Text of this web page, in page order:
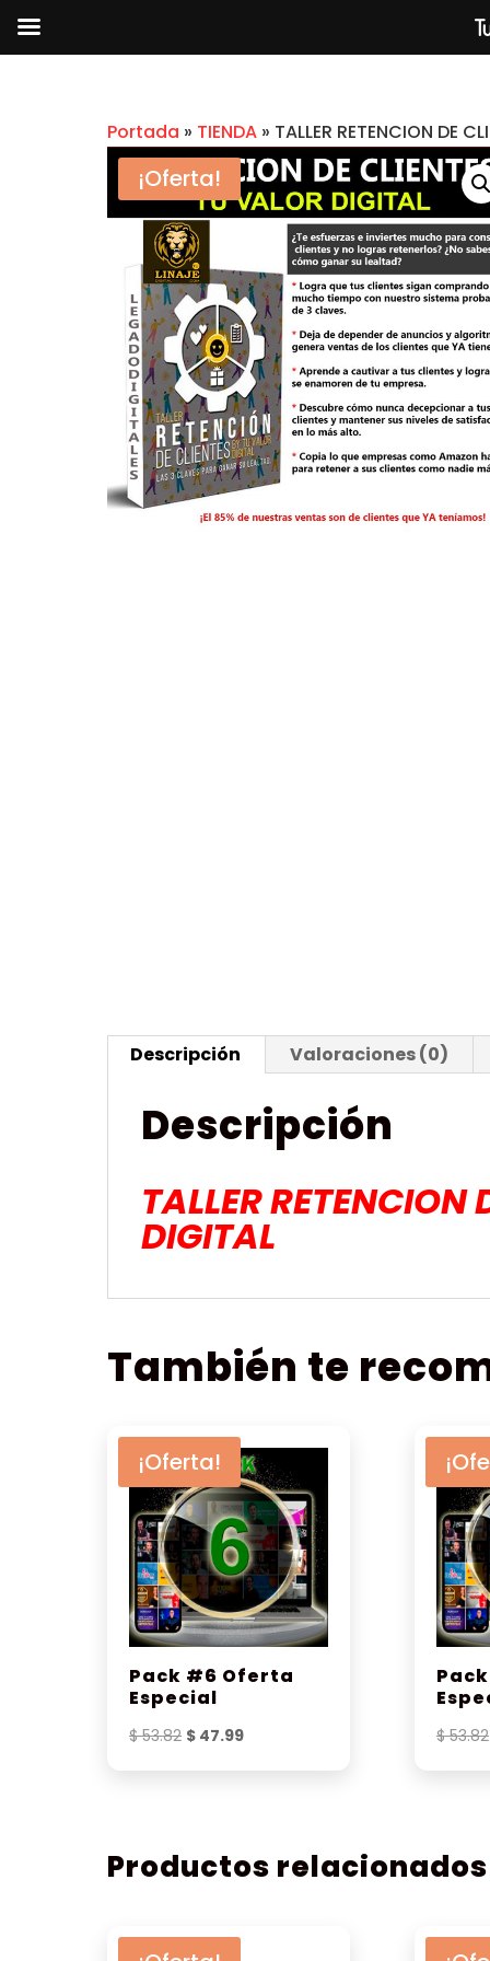
Portada » TIENDA » TALLER RETENCION DE
¡Oferta!
Descripción Valoraciones (0)
Descripción
TALLER
DIGITAL
También te
¡Oferta!
Pack #6 Oferta
Especial
$53.82 El
$ 47.99El
$53.82
Productos relacionados
ABC DEL
$2.99